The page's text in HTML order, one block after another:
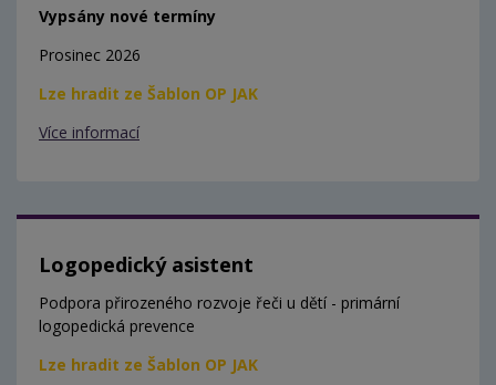
Vypsány nové termíny
Prosinec 2026
Lze hradit ze Šablon OP JAK
Více informací
Logopedický asistent
Podpora přirozeného rozvoje řeči u dětí - primární
logopedická prevence
Lze hradit ze Šablon OP JAK